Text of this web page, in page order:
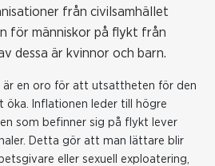
från civilsamhället
för människor på flykt från
dessa är kvinnor och barn.
är en oro för att utsattheten för den
öka. Inflationen leder till högre
som befinner sig på flykt lever
Detta gör att man lättare blir
eller sexuell exploatering,